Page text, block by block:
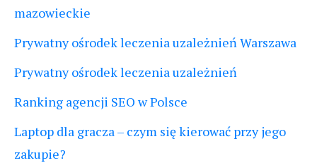
mazowieckie
Prywatny ośrodek leczenia uzależnień Warszawa
Prywatny ośrodek leczenia uzależnień
Ranking agencji SEO w Polsce
Laptop dla gracza – czym się kierować przy jego
zakupie?